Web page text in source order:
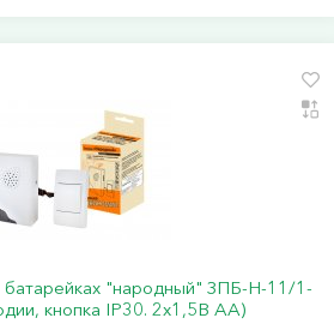
батарейках "народный" ЗПБ-Н-11/1-
кнопка IP30. 2х1,5В АА)